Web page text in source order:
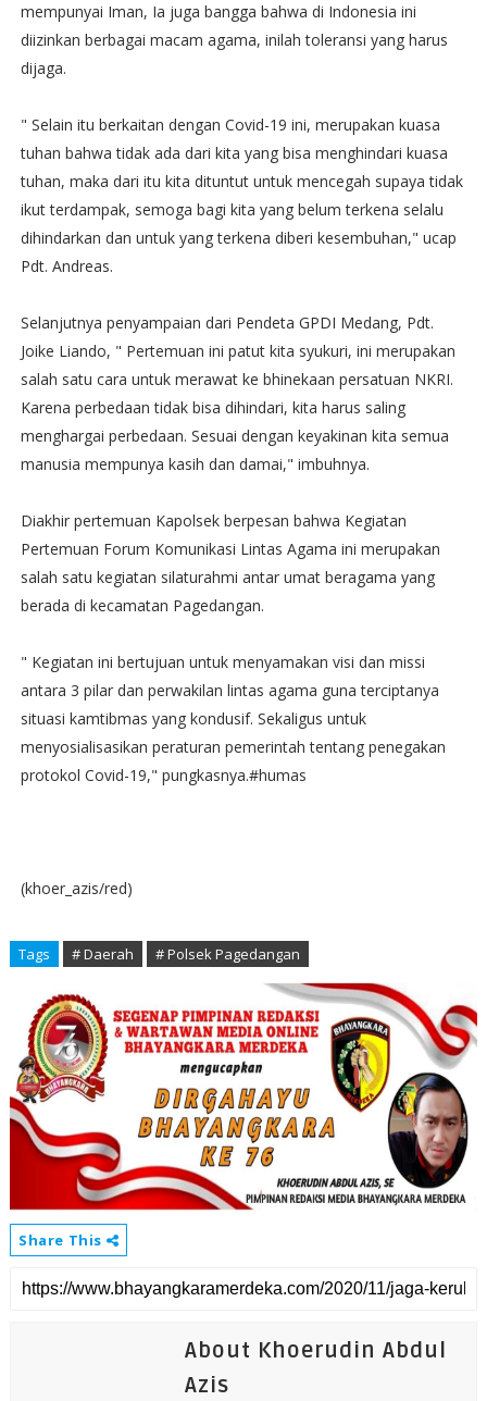
mempunyai Iman, Ia juga bangga bahwa di Indonesia ini
diizinkan berbagai macam agama, inilah toleransi yang harus
dijaga.
" Selain itu berkaitan dengan Covid-19 ini, merupakan kuasa
tuhan bahwa tidak ada dari kita yang bisa menghindari kuasa
tuhan, maka dari itu kita dituntut untuk mencegah supaya tidak
ikut terdampak, semoga bagi kita yang belum terkena selalu
dihindarkan dan untuk yang terkena diberi kesembuhan," ucap
Pdt. Andreas.
Selanjutnya penyampaian dari Pendeta GPDI Medang, Pdt.
Joike Liando, " Pertemuan ini patut kita syukuri, ini merupakan
salah satu cara untuk merawat ke bhinekaan persatuan NKRI.
Karena perbedaan tidak bisa dihindari, kita harus saling
menghargai perbedaan. Sesuai dengan keyakinan kita semua
manusia mempunya kasih dan damai," imbuhnya.
Diakhir pertemuan Kapolsek berpesan bahwa Kegiatan
Pertemuan Forum Komunikasi Lintas Agama ini merupakan
salah satu kegiatan silaturahmi antar umat beragama yang
berada di kecamatan Pagedangan.
" Kegiatan ini bertujuan untuk menyamakan visi dan missi
antara 3 pilar dan perwakilan lintas agama guna terciptanya
situasi kamtibmas yang kondusif. Sekaligus untuk
menyosialisasikan peraturan pemerintah tentang penegakan
protokol Covid-19," pungkasnya.#humas
(khoer_azis/red)
Tags # Daerah # Polsek Pagedangan
Share This
About Khoerudin Abdul
Azis